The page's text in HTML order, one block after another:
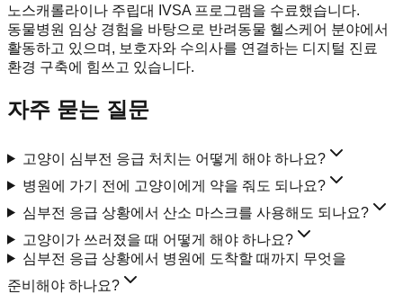
노스캐롤라이나 주립대 IVSA 프로그램을 수료했습니다.
동물병원 임상 경험을 바탕으로 반려동물 헬스케어 분야에서
활동하고 있으며, 보호자와 수의사를 연결하는 디지털 진료
환경 구축에 힘쓰고 있습니다.
자주 묻는 질문
고양이 심부전 응급 처치는 어떻게 해야 하나요?
병원에 가기 전에 고양이에게 약을 줘도 되나요?
심부전 응급 상황에서 산소 마스크를 사용해도 되나요?
고양이가 쓰러졌을 때 어떻게 해야 하나요?
심부전 응급 상황에서 병원에 도착할 때까지 무엇을
준비해야 하나요?